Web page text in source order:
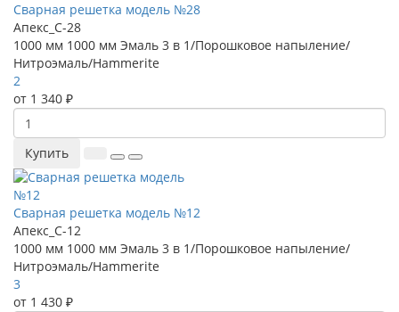
Сварная решетка модель №28
Апекс_С-28
1000 мм 1000 мм Эмаль 3 в 1/Порошковое напыление/
Нитроэмаль/Hammerite
2
от 1 340 ₽
Купить
Сварная решетка модель №12
Апекс_С-12
1000 мм 1000 мм Эмаль 3 в 1/Порошковое напыление/
Нитроэмаль/Hammerite
3
от 1 430 ₽